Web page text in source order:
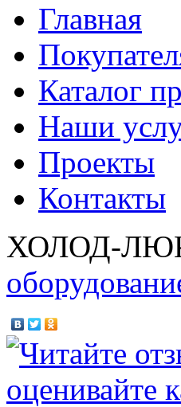
Главная
Каталог
Наши
Проекты
Контакты
ХОЛОД-